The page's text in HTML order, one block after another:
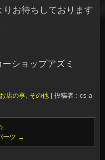
お待ちしております
ショップアズミ
店の事, その他
投稿者 : cs-a
ーツ →